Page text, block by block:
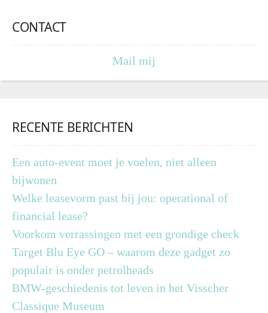
CONTACT
Mail mij
RECENTE BERICHTEN
Een auto-event moet je voelen, niet alleen
bijwonen
Welke leasevorm past bij jou: operational of
financial lease?
Voorkom verrassingen met een grondige check
Target Blu Eye GO – waarom deze gadget zo
populair is onder petrolheads
BMW-geschiedenis tot leven in het Visscher
Classique Museum